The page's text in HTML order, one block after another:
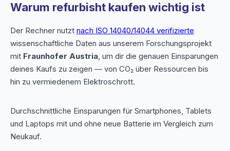
Warum refurbisht kaufen wichtig ist
Der Rechner nutzt nach ISO 14040/14044 verifizierte
wissenschaftliche Daten aus unserem Forschungsprojekt
mit Fraunhofer Austria, um dir die genauen Einsparungen
deines Kaufs zu zeigen — von CO₂ über Ressourcen bis
hin zu vermiedenem Elektroschrott.
Durchschnittliche Einsparungen für Smartphones, Tablets
und Laptops mit und ohne neue Batterie im Vergleich zum
Neukauf.